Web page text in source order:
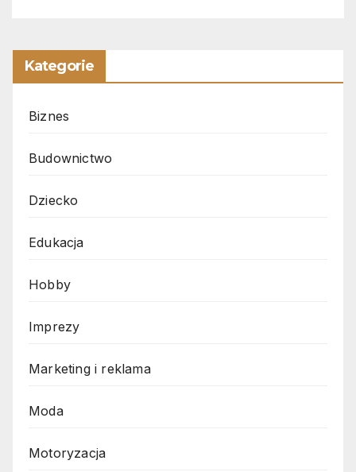
Kategorie
Biznes
Budownictwo
Dziecko
Edukacja
Hobby
Imprezy
Marketing i reklama
Moda
Motoryzacja